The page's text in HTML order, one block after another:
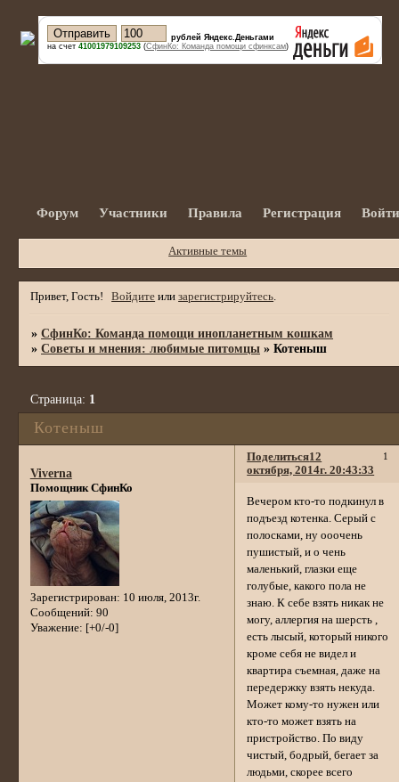
рублей Яндекс.Деньгами
на счет 41001979109253 (СфинКо: Команда помощи сфинксам)
Форум Участники Правила Регистрация
Активные темы
Привет, Гость! Войдите илизарегистрируйтесь.
»СфинКо: Команда помощи инопланетным кошкам
»Советы и мнения: любимые питомцы »Котеныш
Котеныш
Страница: 1
Поделиться 1
12
октября, 2014г. 20:43:33
Viverna
Помощник СфинКо
Зарегистрирован: 10 июля, 2013г.
Сообщений: 90
Уважение: [+0/-0]
Вечером кто-то подкинул в
подъезд котенка. Серый с
полосками, ну ооочень
пушистый, и о чень
маленький, глазки еще
голубые, какого пола не
знаю. К себе взять никак не
могу, аллергия на шерсть ,
есть лысый, который никого
кроме себя не видел и
квартира съемная, даже на
передержку взять некуда.
Может кому-то нужен или
кто-то может взять на
пристройство. По виду
чистый, бодрый, бегает за
людьми, скорее всего